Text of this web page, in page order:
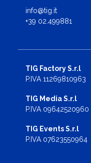
info@tig.it
+39 02.499881
TIG Factory S.r.l
P.IVA 11269810963
TIG Media S.r.l
P.IVA 09642520960
TIG Events S.r.l
P.IVA 07623550964